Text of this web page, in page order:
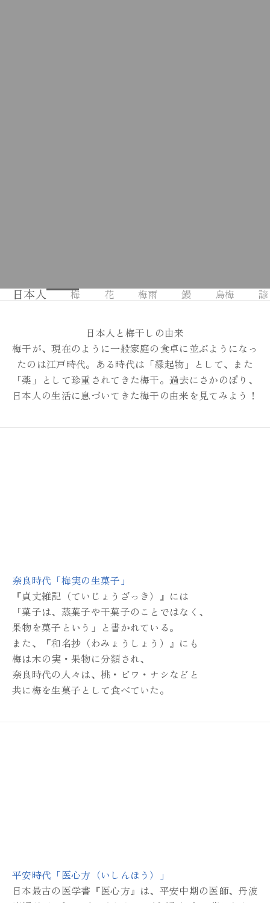
日本人 梅 花 梅雨 鰻 烏梅 諺
日本人と梅干しの由来
梅干が、現在のように一般家庭の食卓に並ぶようになっ
たのは江戸時代。 ある時代は「縁起物」として、また
「薬」として珍重されてきた梅干。過去にさかのぼり、
日本人の生活に息づいてきた梅干の由来を見てみよう！
奈良時代「梅実の生菓子」
『貞丈雑記（ていじょうざっき）』には
「菓子は、蒸菓子や干菓子のことではなく、
果物を菓子という」と書かれている。
また、『和名抄（わみょうしょう）』にも
梅は木の実・果物に分類され、
奈良時代の人々は、桃・ビワ・ナシなどと
共に梅を生菓子として食べていた。
平安時代「医心方（いしんほう）」
日本最古の医学書『医心方』は、 平安中期の医師、丹波